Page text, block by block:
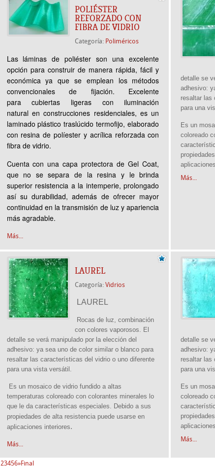
POLIÉSTER
REFORZADO CON
FIBRA DE VIDRIO
Categoría: Poliméricos
Las láminas de poliéster son una excelente
opción para construir de manera rápida, fácil y
económica ya que se emplean los métodos
convencionales de fijación. Excelente
paracubiertas ligerasconiluminación
naturalenconstrucciones residenciales, es un
laminado plástico traslúcido termofijo, elaborado
con resina de políester y acrílica reforzada con
fibra de vidrio.
Cuenta con una capa protectora de Gel Coat,
que no se separa de la resina y le brinda
superior resistencia a la intemperie, prolongado
así su durabilidad, además de ofrecer mayor
continuidad en la transmisión de luz y apariencia
más agradable.
Más...
detalle se
adhesivo:
resaltar las
para una
Es un
coloreado
Más...
LAUREL
Categoría: Vidrios
LAUREL
Rocas de luz, combinación
con colores vaporosos. El
detalle se verá manipulado por la elección del
adhesivo: ya sea uno de color similar o blanco para
resaltar las características del vidrio o uno diferente
para una vista versátil.
Es un mosaico de vidrio fundido a altas
temperaturas coloreado con colorantes minerales lo
que le da características especiales. Debido a sus
propiedades de alta resistenciapuede usarse en
aplicaciones interiores.
Más...
detalle se
adhesivo:
resaltar las
para una
Es un
coloreado
Más...
23456»Final